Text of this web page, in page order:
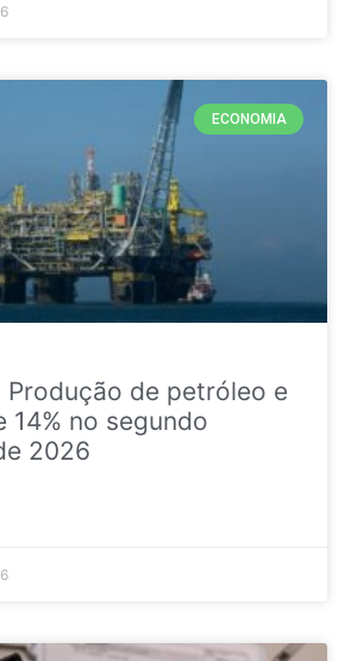
ECONOMIA
Produção de petróleo e
14% no segundo
2026